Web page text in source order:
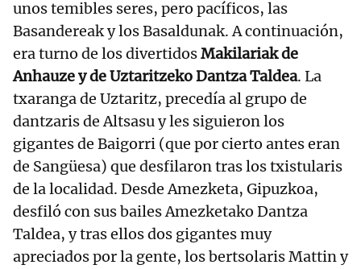
unos temibles seres, pero pacíficos, las
Basandereak y los Basaldunak. A continuación,
era turno de los divertidosMakilariak de
Anhauze y de Uztaritzeko Dantza Taldea. La
txaranga de Uztaritz, precedía al grupo de
dantzaris de Altsasu y les siguieron los
gigantes de Baigorri (que por cierto antes eran
de Sangüesa) que desfilaron tras los txistularis
de la localidad. Desde Amezketa, Gipuzkoa,
desfiló con sus bailes Amezketako Dantza
Taldea, y tras ellos dos gigantes muy
apreciados por la gente, los bertsolaris Mattin y